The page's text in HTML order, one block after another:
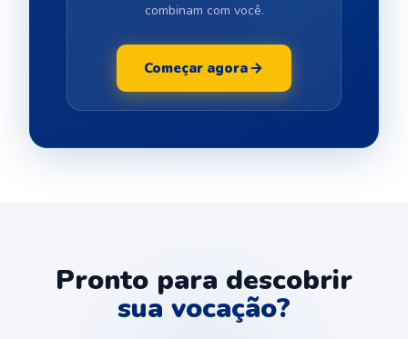
combinam com você.
Começar agora
Pronto para descobrir
sua vocação?